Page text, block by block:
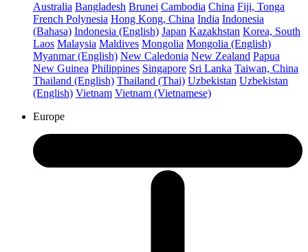
Australia Bangladesh Brunei Cambodia China Fiji, Tonga
French Polynesia Hong Kong, China India Indonesia
(Bahasa) Indonesia (English) Japan Kazakhstan Korea, South
Laos Malaysia Maldives Mongolia Mongolia (English)
Myanmar (English) New Caledonia New Zealand Papua
New Guinea Philippines Singapore Sri Lanka Taiwan, China
Thailand (English) Thailand (Thai) Uzbekistan Uzbekistan
(English) Vietnam Vietnam (Vietnamese)
Europe